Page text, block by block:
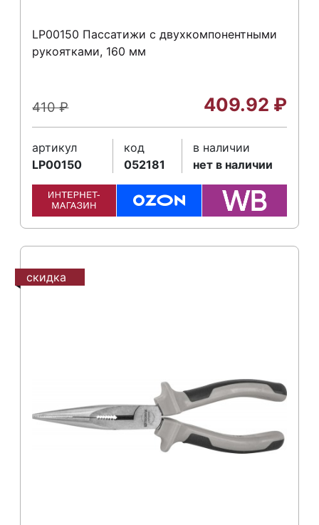
LP00150 Пассатижи с двухкомпонентными
рукоятками, 160 мм
410₽ 409.92 ₽
артикул
LP00150
код
052181
в наличии
нет в наличии
скидка